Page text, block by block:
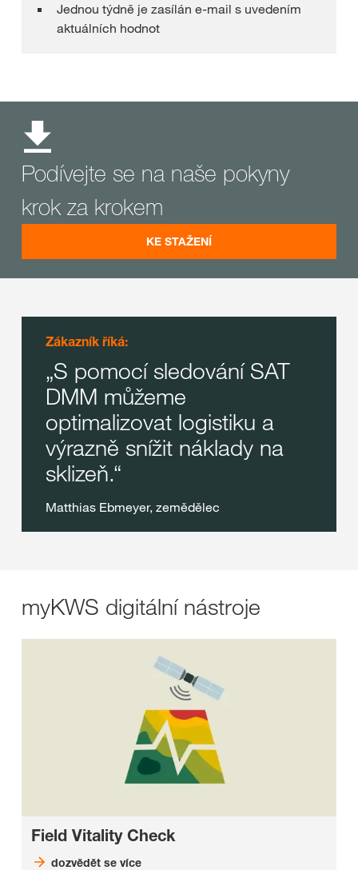
Jednou týdně je zasílán e-mail s uvedením
aktuálních hodnot
Podívejte se na naše pokyny
krok za krokem
KE STAŽENÍ
Zákazník říká:
S pomocí sledování SAT
DMM můžeme
optimalizovat logistiku a
výrazně snížit náklady na
sklizeň.
Matthias Ebmeyer, zemědělec
myKWS digitální nástroje
Field Vitality Check
dozvědět se více